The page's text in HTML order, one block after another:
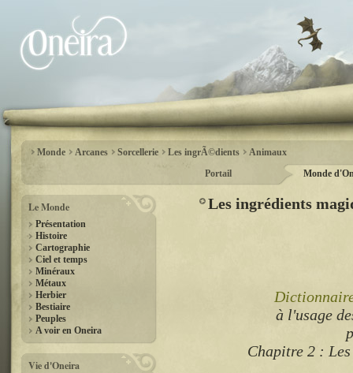
Monde Arcanes Sorcellerie Les ingrÃ©dients
Animaux
Portail
Monde
Le Monde
Présentation
Histoire
Cartographie
Ciel et temps
Minéraux
Métaux
Herbier
Bestiaire
Peuples
A voir en Oneira
Vie d'Oneira
Les ingrédients
à l'usage
Chapitre 2 :